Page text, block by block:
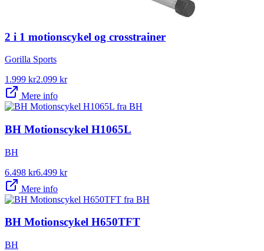
2 i 1 motionscykel og crosstrainer
Gorilla Sports
1.999 kr2.099 kr
Mere info
BH Motionscykel H1065L
BH
6.498 kr6.499 kr
Mere info
BH Motionscykel H650TFT
BH